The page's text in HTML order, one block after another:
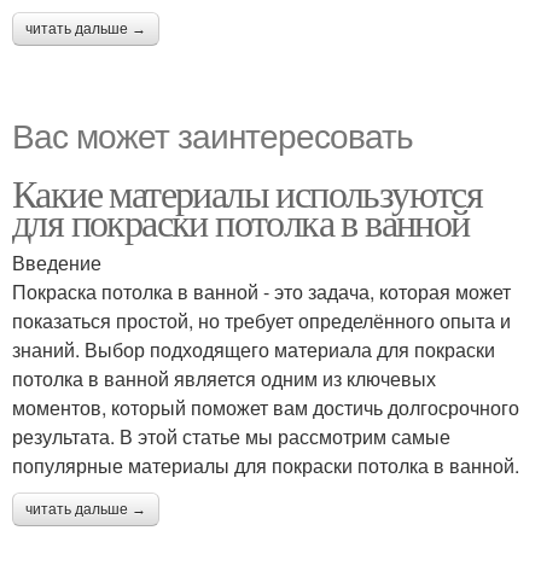
читать дальше →
Вас может заинтересовать
Какие материалы используются
для покраски потолка в ванной
Введение
Покраска потолка в ванной - это задача, которая может
показаться простой, но требует определённого опыта и
знаний. Выбор подходящего материала для покраски
потолка в ванной является одним из ключевых
моментов, который поможет вам достичь долгосрочного
результата. В этой статье мы рассмотрим самые
популярные материалы для покраски потолка в ванной.
читать дальше →